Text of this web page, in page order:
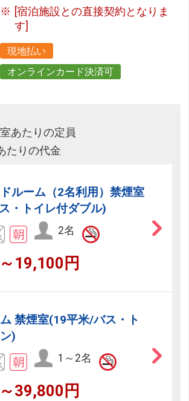
[宿泊施設との直接契約となりま
す]
現地払い
オンラインカード決済可
あたりの定員
たりの代金
ルーム（2名利用）禁煙室
・トイレ付ダブル)
2名
19,100円
禁煙室(19平米/バス・ト
)
1～2名
39,800円